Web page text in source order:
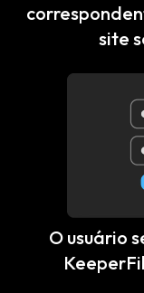
site
O usuário